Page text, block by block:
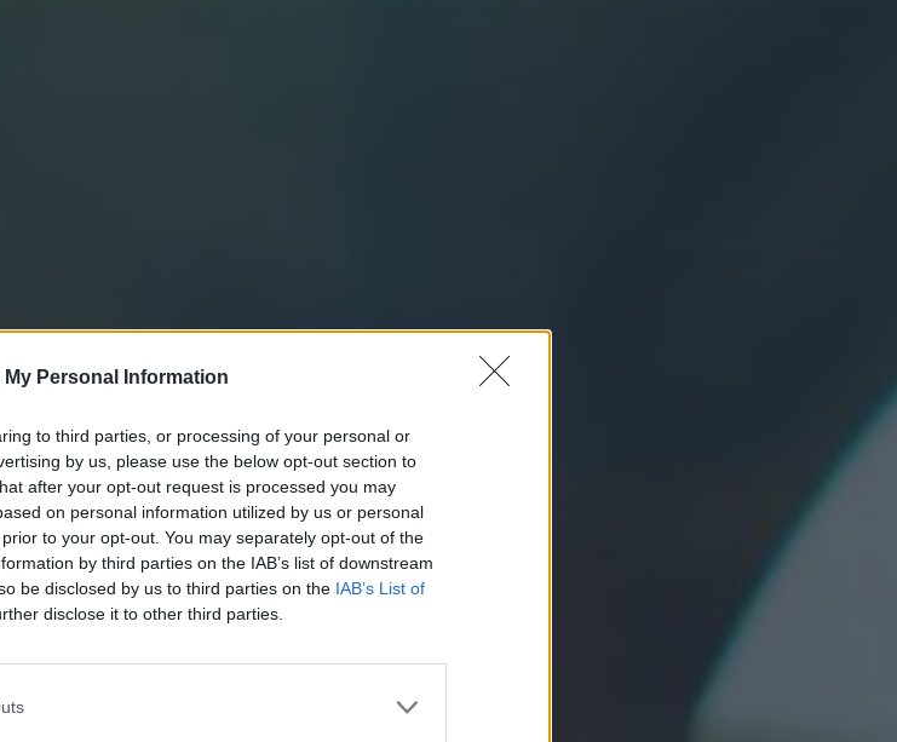
My Personal Information
to third parties, or processing of your personal or
by us, please use the below opt-out section to
after your opt-out request is processed you may
on personal information utilized by us or personal
to your opt-out. You may separately opt-out of the
by third parties on the IAB’s list of downstream
be disclosed by us to third parties on the IAB’s List of
disclose it to other third parties.